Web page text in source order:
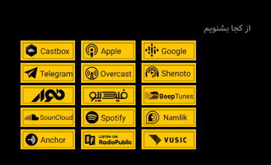
از کجا بشنویم